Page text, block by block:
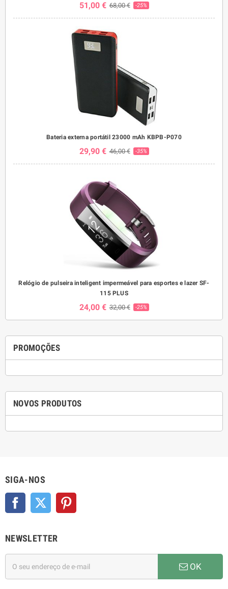
51,00 € 68,00 € -25%
Bateria externa portátil 23000 mAh KBPB-P070
29,90 € 46,00 € -35%
Relógio de pulseira inteligent impermeável para esportes e lazer SF-
115 PLUS
24,00 € 32,00 € -25%
PROMOÇÕES
NOVOS PRODUTOS
SIGA-NOS
Facebook Twitter
NEWSLETTER
OK